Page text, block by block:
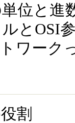
位と進
とOSI
ワーク
割